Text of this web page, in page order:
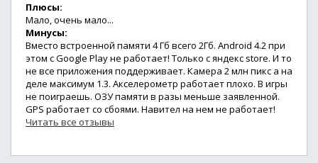
Плюсы:
Мало, очень мало...
Минусы:
Вместо встроенной памяти 4 Гб всего 2Гб. Android 4.2 при
этом с Google Play не работает! Только с яндекс store. И то
не все приложения поддерживает. Камера 2 млн пикс а на
деле максимум 1.3. Акселерометр работает плохо. В игры
не поиграешь. ОЗУ памяти в разы меньше заявленной.
GPS работает со сбоями. Навител на нем не работает!
Читать все отзывы